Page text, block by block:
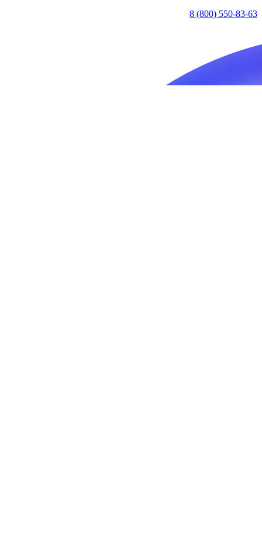
8 (800) 550-83-63